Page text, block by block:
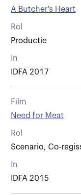
A Butcher's Heart
Rol
Productie
In
IDFA 2017
Film
Need for Meat
Rol
Scenario, Co-
In
IDFA 2015